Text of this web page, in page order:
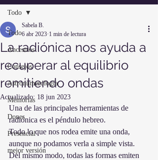
Todo
Ancestros
Consejos
Astronumerología
Memorias
Dones
Presencial
mejor versión
Todo
La radiónica nos ayuda a
recuperar al equilibrio
remitiendo ondas
Sabela B.
6 abr 2023 1 min de lectura
Actualizado: 18 jun 2023
Una de las principales herramientas de
radiónica es el péndulo hebreo.
Todo lo que nos rodea emite una onda,
aunque no podamos verla a simple vista.
Del mismo modo, todas las formas emiten